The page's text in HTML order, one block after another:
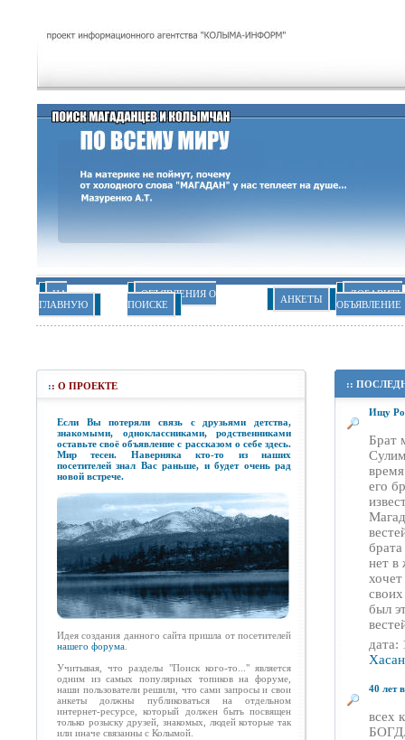
НА
ГЛАВНУЮ
ОБЪЯВЛЕНИЯ О
ПОИСКЕ
АНКЕТЫ
ДОБАВИТЬ
ОБЪЯВЛЕНИЕ
:: О ПРОЕКТЕ
Если Вы потеряли связь с друзьями детства,
знакомыми, одноклассниками, родственниками
оставьте своё объявление с рассказом о себе здесь.
Мир тесен. Наверняка кто-то из наших
посетителей знал Вас раньше, и будет очень рад
новой встрече.
Идея создания данного сайта пришла от посетителей
нашего форума
Учитывая, что разделы "Поиск кого-то..." является
одним из самых популярных топиков на форуме,
наши пользователи решили, что сами запросы и свои
анкеты должны публиковаться на отдельном
интернет-ресурсе, который должен быть посвящен
только розыску друзей, знакомых, людей которые так
или иначе связанны с Колымой.
::
Ищу
Брат
его
нет в
был
Хасан
40 лет
всех